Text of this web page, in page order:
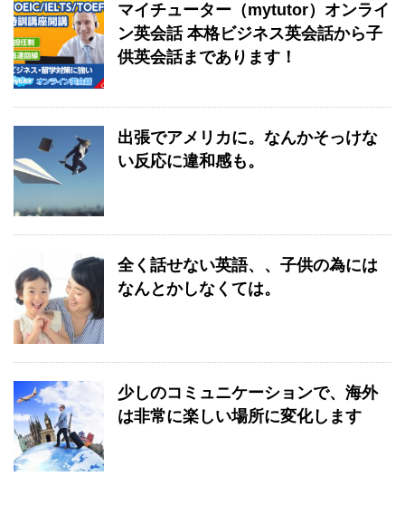
マイチューター（mytutor）オンライ
ン英会話 本格ビジネス英会話から子
供英会話まであります！
出張でアメリカに。なんかそっけな
い反応に違和感も。
全く話せない英語、、子供の為には
なんとかしなくては。
少しのコミュニケーションで、海外
は非常に楽しい場所に変化します